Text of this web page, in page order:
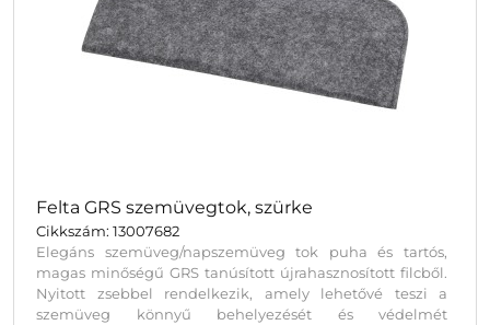
Felta GRS szemüvegtok, szürke
Cikkszám: 13007682
Elegáns szemüveg/nap­szemüveg tok puha és tartós,
magas minőségű GRS tanúsított újrahasznosított filcből.
Nyitott zsebbel rendelkezik, amely lehetővé teszi a
szemüveg könnyű behelyezését és védelmét